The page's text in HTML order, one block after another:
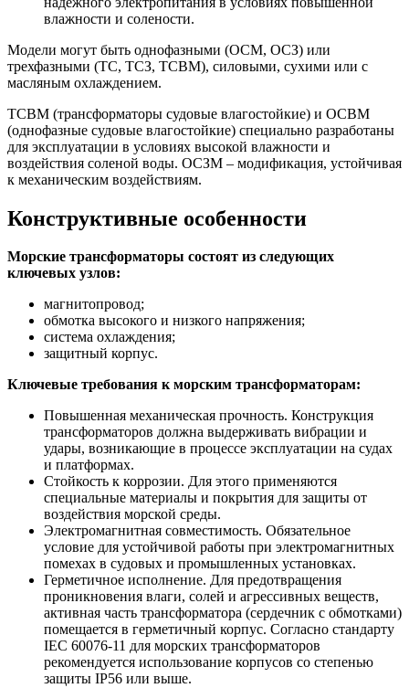
влажности и солености.
Модели могут быть однофазными (ОСМ, ОСЗ) или
трехфазными (ТС, ТСЗ, ТСВМ), силовыми, сухими или с
масляным охлаждением.
ТСВМ (трансформаторы судовые влагостойкие) и ОСВМ
(однофазные судовые влагостойкие) специально разработаны
для эксплуатации в условиях высокой влажности и
воздействия соленой воды. ОСЗМ – модификация, устойчивая
к механическим воздействиям.
Конструктивные особенности
Морские трансформаторы состоят из следующих
ключевых узлов:
магнитопровод;
обмотка высокого и низкого напряжения;
система охлаждения;
защитный корпус.
Ключевые требования к морским трансформаторам:
Повышенная механическая прочность. Конструкция
трансформаторов должна выдерживать вибрации и
удары, возникающие в процессе эксплуатации на судах
и платформах.
Стойкость к коррозии. Для этого применяются
специальные материалы и покрытия для защиты от
воздействия морской среды.
Электромагнитная совместимость. Обязательное
условие для устойчивой работы при электромагнитных
помехах в судовых и промышленных установках.
Герметичное исполнение. Для предотвращения
проникновения влаги, солей и агрессивных веществ,
активная часть трансформатора (сердечник с обмотками)
помещается в герметичный корпус. Согласно стандарту
IEC 60076-11 для морских трансформаторов
рекомендуется использование корпусов со степенью
защиты IP56 или выше.